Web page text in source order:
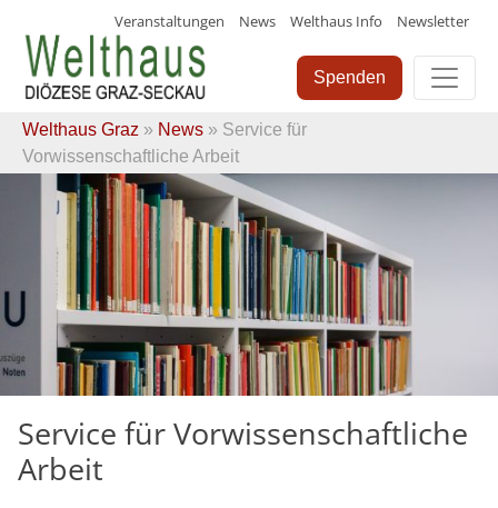
Skip
content
Veranstaltungen News Welthaus Info Newsletter
Spenden
Welthaus Graz » News » Service für
Vorwissenschaftliche Arbeit
Service für Vorwissenschaftliche
Arbeit